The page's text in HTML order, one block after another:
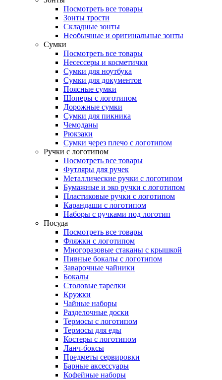
Посмотреть все товары
Зонты трости
Складные зонты
Необычные и оригинальные зонты
Сумки
Посмотреть все товары
Несессеры и косметички
Сумки для ноутбука
Сумки для документов
Поясные сумки
Шоперы с логотипом
Дорожные сумки
Сумки для пикника
Чемоданы
Рюкзаки
Сумки через плечо с логотипом
Ручки с логотипом
Посмотреть все товары
Футляры для ручек
Металлические ручки с логотипом
Бумажные и эко ручки с логотипом
Пластиковые ручки с логотипом
Карандаши с логотипом
Наборы с ручками под логотип
Посуда
Посмотреть все товары
Фляжки с логотипом
Многоразовые стаканы с крышкой
Пивные бокалы с логотипом
Заварочные чайники
Бокалы
Столовые тарелки
Кружки
Чайные наборы
Разделочные доски
Термосы с логотипом
Термосы для еды
Костеры с логотипом
Ланч-боксы
Предметы сервировки
Барные аксессуары
Кофейные наборы